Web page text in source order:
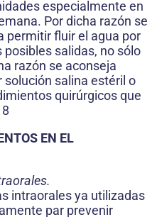
especialmente en
Por dicha razón se
permitir fluir el agua por
salidas, no sólo
razón se aconseja
salina estéril o
quirúrgicos que
EN EL
intraorales ya utilizadas
par prevenir